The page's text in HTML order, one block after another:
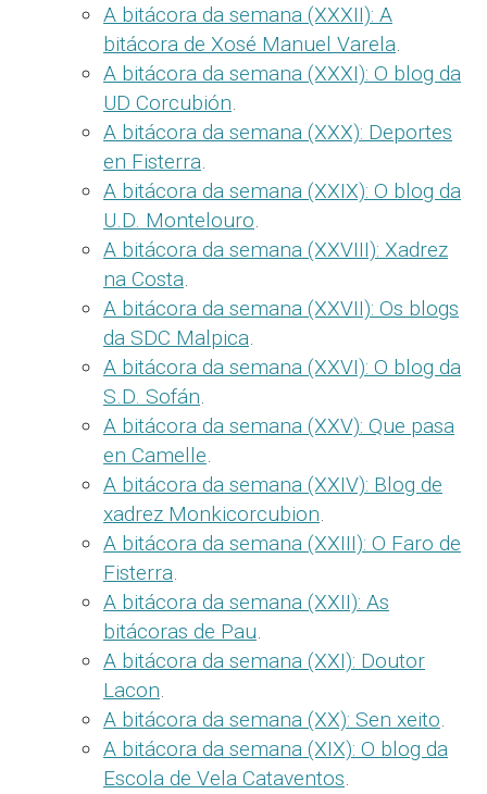
A bitácora da semana (XXXII): A
bitácora de Xosé Manuel Varela.
A bitácora da semana (XXXI): O blog da
UD Corcubión.
A bitácora da semana (XXX): Deportes
en Fisterra.
A bitácora da semana (XXIX): O blog da
U.D. Montelouro.
A bitácora da semana (XXVIII): Xadrez
na Costa.
A bitácora da semana (XXVII): Os blogs
da SDC Malpica.
A bitácora da semana (XXVI): O blog da
S.D. Sofán.
A bitácora da semana (XXV): Que pasa
en Camelle.
A bitácora da semana (XXIV): Blog de
xadrez Monkicorcubion.
A bitácora da semana (XXIII): O Faro de
Fisterra.
A bitácora da semana (XXII): As
bitácoras de Pau.
A bitácora da semana (XXI): Doutor
Lacon.
A bitácora da semana (XX): Sen xeito.
A bitácora da semana (XIX): O blog da
Escola de Vela Cataventos.